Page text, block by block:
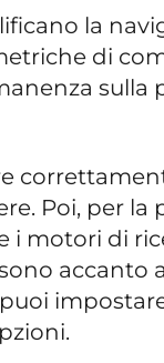
la
di
sulla
Poi, per la
i motori di
accanto